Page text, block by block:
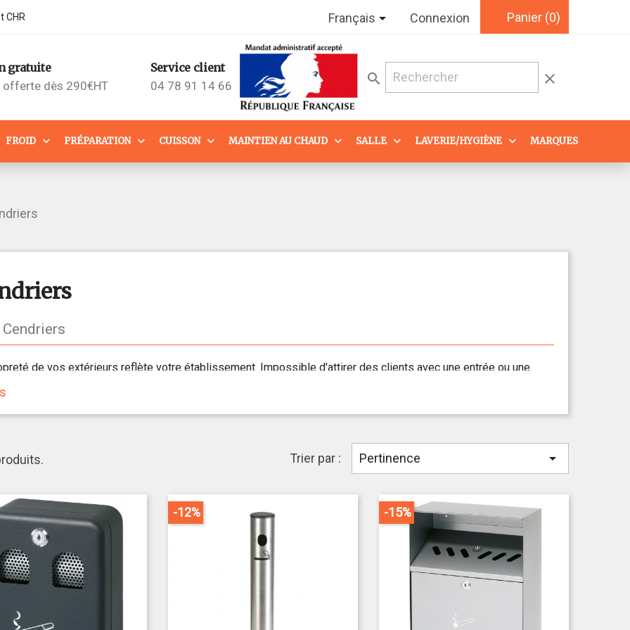
CHR Français Connexion Panier (0)
gratuite
offerte dès 290€HT
Service client
04 78 91 14 66
search clear
FROID PRÉPARATION CUISSON MAINTIEN AU CHAUD SALLE LAVERIE/HYGIÈNE MARQUES
de vos extérieurs reflète votre établissement. Impossible d'attirer des clients avec une entrée ou une
que vous ne pouvez pas passer derrière chaque client pour ramasser ses détritus, nous vous proposons une
de cendriers, seuls ou combinés à une poubelle, pour assurer la propreté de vos extérieurs.
professionnels adaptés à vos besoins....
des marques BARTSCHER et SECURIT que nous vous proposons sont composés d'acier inoxydable ou
résistants aux intempéries, assurant une durée maximale d'utilisation.
de retrait du contenu des
, par un capot frontal verrouillé ou un insert amovible, sont conçus
leur entretien.
la densité de votre clientèle et le nombre de cendriers installés dans votre établissement, choisissez une
adaptée de 1 à 6,5 litres.
afin de prendre en charge la totalité des
Trier par : Pertinence 
-12% -15%